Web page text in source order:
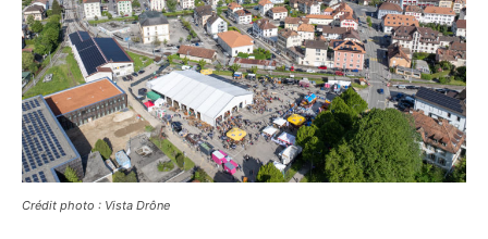
Crédit photo : Vista Drône